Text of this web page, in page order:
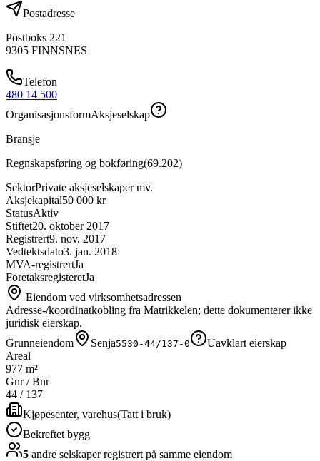
Postadresse
Postboks 221
9305 FINNSNES
Telefon
480 14 500
OrganisasjonsformAksjeselskap
Bransje
Regnskapsføring og bokføring(69.202)
SektorPrivate aksjeselskaper mv.
Aksjekapital50 000 kr
StatusAktiv
Stiftet20. oktober 2017
Registrert9. nov. 2017
Vedtektsdato3. jan. 2018
MVA-registrertJa
ForetaksregisteretJa
Eiendom ved virksomhetsadressen
Adresse-/koordinatkobling fra Matrikkelen; dette dokumenterer ikke
juridisk eierskap.
Grunneiendom
Senja5530-44/137-0
Uavklart eierskap
Areal
977 m²
Gnr / Bnr
44 / 137
Kjøpesenter, varehus(Tatt i bruk)
Bekreftet bygg
5 andre selskaperregistrert på samme eiendom